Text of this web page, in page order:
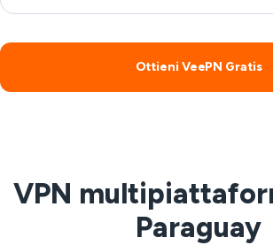
Ottieni VeePN Gratis
VPN
Paraguay